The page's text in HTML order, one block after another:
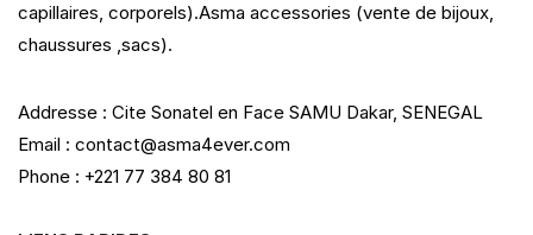
capillaires, corporels).Asma accessories (vente de bijoux,
chaussures ,sacs).
Addresse : Cite Sonatel en Face SAMU Dakar, SENEGAL
Email : contact@asma4ever.com
Phone : +221 77 384 80 81